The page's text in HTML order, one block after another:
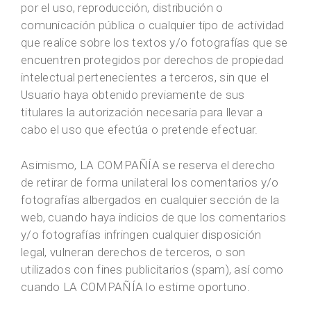
por el uso, reproducción, distribución o
comunicación pública o cualquier tipo de actividad
que realice sobre los textos y/o fotografías que se
encuentren protegidos por derechos de propiedad
intelectual pertenecientes a terceros, sin que el
Usuario haya obtenido previamente de sus
titulares la autorización necesaria para llevar a
cabo el uso que efectúa o pretende efectuar.
Asimismo, LA COMPAÑÍA se reserva el derecho
de retirar de forma unilateral los comentarios y/o
fotografías albergados en cualquier sección de la
web, cuando haya indicios de que los comentarios
y/o fotografías infringen cualquier disposición
legal, vulneran derechos de terceros, o son
utilizados con fines publicitarios (spam), así como
cuando LA COMPAÑÍA lo estime oportuno.